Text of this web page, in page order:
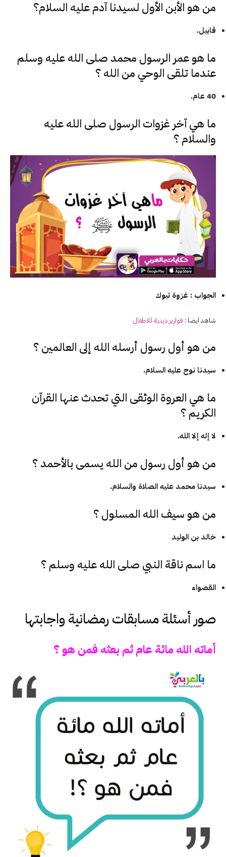
من هو الأبن الأول لسيدنا آدم عليه السلام؟
قابيل.
ما هو عمر الرسول محمد صلى الله عليه وسلم
عندما تلقى الوحي من الله ؟
40 عام.
ما هي آخر غزوات الرسول صلى الله عليه
والسلام ؟
الجواب : غزوة تبوك
شاهد ايضا : فوازير دينية للاطفال
من هو أول رسول أرسله الله إلى العالمين ؟
سيدنا نوح عليه السلام.
ما هي العروة الوثقى التي تحدث عنها القرآن
الكريم ؟
لا إله إلا الله.
من هو أول رسول من الله يسمى بالأحمد ؟
سيدنا محمد عليه الصلاة والسلام.
من هو سيف الله المسلول ؟
خالد بن الوليد
ما اسم ناقة النبي صلى الله عليه وسلم ؟
القصواء
صور أسئلة مسابقات رمضانية واجابتها
أماته الله مائة عام ثم بعثه فمن هو ؟